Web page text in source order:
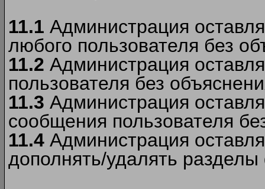
11.1 Администрация
любого пользователя без
11.2 Администрация
пользователя без
11.3 Администрация
сообщения пользователя
11.4 Администрация
дополнять/удалять